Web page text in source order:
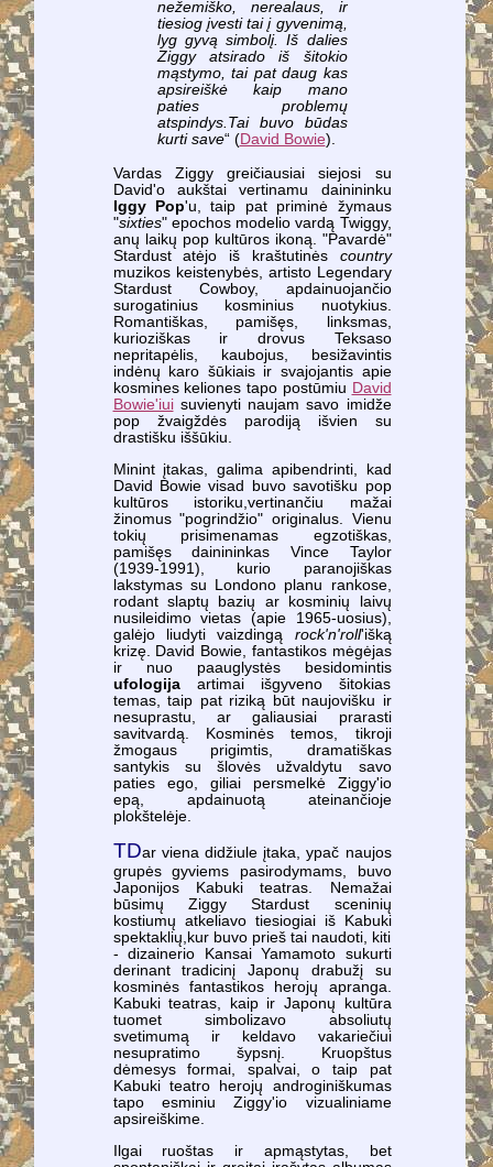
nežemiško, nerealaus, ir
tiesiog įvesti tai į gyvenimą,
lyg gyvą simbolį. Iš dalies
Ziggy atsirado iš šitokio
mąstymo, tai pat daug kas
apsireiškė kaip mano
paties problemų
atspindys.Tai buvo būdas
kurti save“ (David Bowie).
Vardas Ziggy greičiausiai siejosi su
David'o aukštai vertinamu dainininku
Iggy Pop'u, taip pat priminė žymaus
"sixties" epochos modelio vardą Twiggy,
anų laikų pop kultūros ikoną. "Pavardė"
Stardust atėjo iš kraštutinės country
muzikos keistenybės, artisto Legendary
Stardust Cowboy, apdainuojančio
surogatinius kosminius nuotykius.
Romantiškas, pamišęs, linksmas,
kurioziškas ir drovus Teksaso
nepritapėlis, kaubojus, besižavintis
indėnų karo šūkiais ir svajojantis apie
kosmines keliones tapo postūmiu David
Bowie'iuisuvienyti naujam savo imidže
pop žvaigždės parodiją išvien su
drastišku iššūkiu.
Minint įtakas, galima apibendrinti, kad
David Bowie visad buvo savotišku pop
kultūros istoriku,vertinančiu mažai
žinomus "pogrindžio" originalus. Vienu
tokių prisimenamas egzotiškas,
pamišęs dainininkas Vince Taylor
(1939-1991), kurio paranojiškas
lakstymas su Londono planu rankose,
rodant slaptų bazių ar kosminių laivų
nusileidimo vietas (apie 1965-uosius),
galėjo liudyti vaizdingą rock'n'roll'išką
krizę. David Bowie, fantastikos mėgėjas
ir nuo paauglystės besidomintis
ufologijaartimai išgyveno šitokias
temas, taip pat riziką būt naujovišku ir
nesuprastu, ar galiausiai prarasti
savitvardą. Kosminės temos, tikroji
žmogaus prigimtis, dramatiškas
santykis su šlovės užvaldytu savo
paties ego, giliai persmelkė Ziggy'io
epą, apdainuotą ateinančioje
plokštelėje.
TDar viena didžiule įtaka, ypač naujos
grupės gyviems pasirodymams, buvo
Japonijos Kabuki teatras. Nemažai
būsimų Ziggy Stardust sceninių
kostiumų atkeliavo tiesiogiai iš Kabuki
spektaklių,kur buvo prieš tai naudoti, kiti
- dizainerio Kansai Yamamoto sukurti
derinant tradicinį Japonų drabužį su
kosminės fantastikos herojų apranga.
Kabuki teatras, kaip ir Japonų kultūra
tuomet simbolizavo absoliutų
svetimumą ir keldavo vakariečiui
nesupratimo šypsnį. Kruopštus
dėmesys formai, spalvai, o taip pat
Kabuki teatro herojų androginiškumas
tapo esminiu Ziggy'io vizualiniame
apsireiškime.
Ilgai ruoštas ir apmąstytas, bet